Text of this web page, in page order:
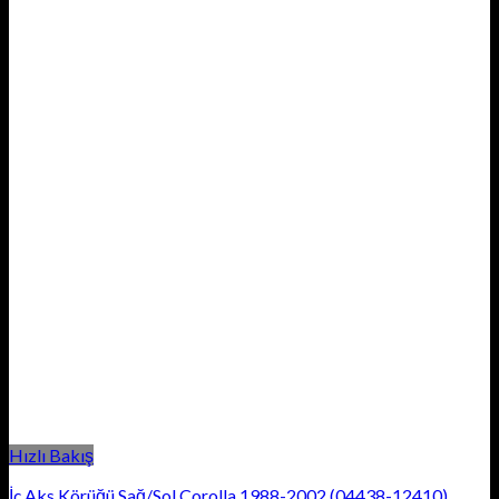
Hızlı Bakış